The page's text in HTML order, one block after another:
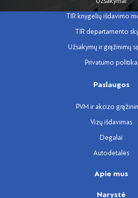
TIR knygelių išdavimo
TIR departamento
Užsakymų ir grąžinimų
Privatumo politika
Paslaugos
PVM ir akcizo
Vizų išdavimas
Degalai
Autodetalės
Apie mus
Narystė